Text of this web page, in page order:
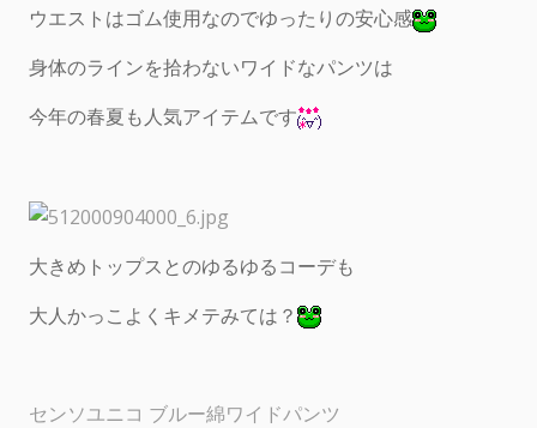
ウエストはゴム使用なのでゆったりの安心感
身体のラインを拾わないワイドなパンツは
今年の春夏も人気アイテムです
大きめトップスとのゆるゆるコーデも
大人かっこよくキメテみては？
センソユニコ ブルー綿ワイドパンツ